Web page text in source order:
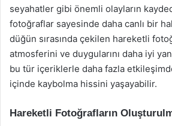
seyahatler gibi önemli olayların
fotoğraflar sayesinde daha canlı bir
düğün sırasında çekilen hareketli
atmosferini ve duygularını daha iyi
bu tür içeriklerle daha fazla
içinde kaybolma hissini yaşayabilir.
Hareketli Fotoğrafların